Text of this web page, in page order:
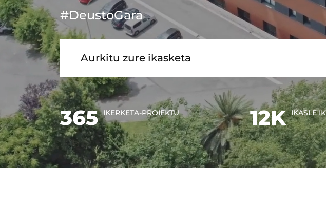
#DeustoGara
365 IKERKETA-PROIEKTU 12K IKASLE